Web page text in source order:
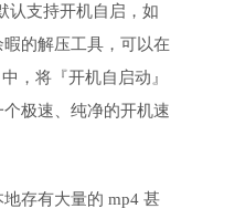
认支持开机自启，如
的解压工具，可以在
，将『开机自启动』
极速、纯净的开机速
存有大量的 mp4 甚